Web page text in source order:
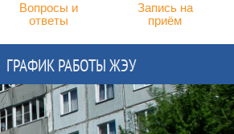
Вопросы и
ответы
Запись на
приём
ГРАФИК РАБОТЫ ЖЭУ